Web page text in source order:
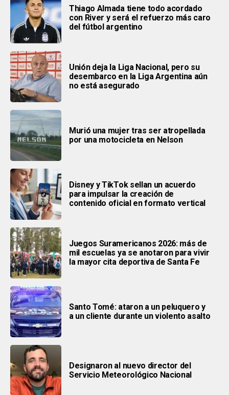
Thiago Almada tiene todo acordado
con River y será el refuerzo más caro
del fútbol argentino
Unión deja la Liga Nacional, pero su
desembarco en la Liga Argentina aún
no está asegurado
Murió una mujer tras ser atropellada
por una motocicleta en Nelson
Disney y TikTok sellan un acuerdo
para impulsar la creación de
contenido oficial en formato vertical
Juegos Suramericanos 2026: más de
mil escuelas ya se anotaron para vivir
la mayor cita deportiva de Santa Fe
Santo Tomé: ataron a un peluquero y
a un cliente durante un violento asalto
Designaron al nuevo director del
Servicio Meteorológico Nacional